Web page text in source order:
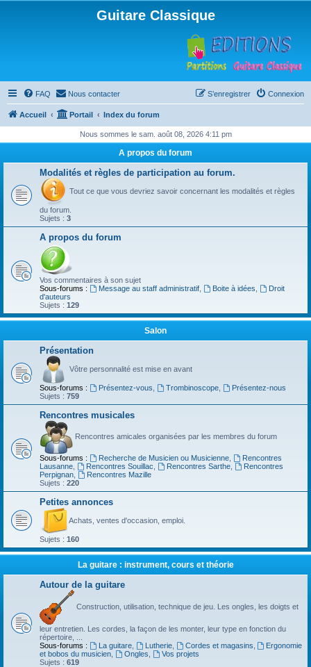
Guitare Classique
FAQ Nous contacter Connexion
S’enregistrer
Accueil Portail Index du forum
Nous sommes le sam. août 08, 2026 4:11 pm
A propos du forum
Modalités et règles de participation au forum.
Tout ce que vous devriez savoir concernant les modalités et règles
du forum.
Sujets : 3
A propos du forum
Vos commentaires à son sujet
Sous-forums :
Message au staff administratif, Boite à idées
Droit
d'auteurs
Sujets : 129
Salon
Présentation
Vôtre personnalité est mise en avant
Sous-forums : Présentez-vous Trombinoscope,
Présentez-nous
Sujets : 759
Rencontres musicales
Rencontres amicales organisées par les membres du forum
Sous-forums : Recherche de Musicien ou Musicienne,
Rencontres
Lausanne
Rencontres Souillac Rencontres Sarthe,
Rencontres
Perpignan
Rencontres Mazille
Sujets : 220
Petites annonces
Achats, ventes d'occasion, emploi.
Sujets : 160
La guitare : instrument, cours et théorie
Autour de la guitare
Construction, utilisation, technique de jeu. Les ongles, les doigts et
leur entretien. Les cordes, la façon de les monter, leur type en fonction du
répertoire, ...
Sous-forums :
La guitare, Lutherie, Cordes et magasins
Ergonomie
et bobos du musicien
Ongles
Vos projets
Sujets : 619